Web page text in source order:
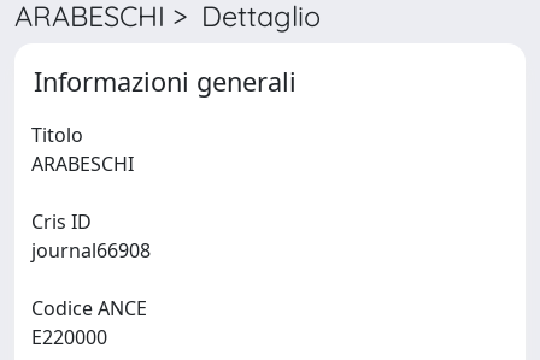
ARABESCHI > Dettaglio
Informazioni generali
Titolo
Cris ID
Codice ANCE